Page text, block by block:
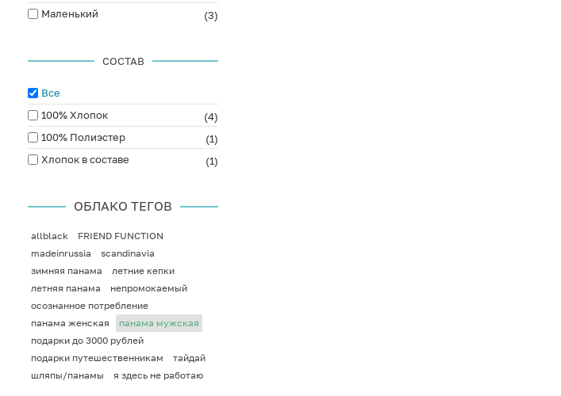
Маленький
(3)
СОСТАВ
Все
100% Хлопок
(4)
100% Полиэстер
(1)
Хлопок в составе
(1)
ОБЛАКО ТЕГОВ
allblack
FRIEND FUNCTION
madeinrussia
scandinavia
зимняя панама
летние кепки
летняя панама
непромокаемый
осознанное потребление
панама женская
панама мужская
подарки до 3000 рублей
подарки путешественникам
тайдай
шляпы/панамы
я здесь не работаю